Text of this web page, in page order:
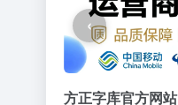
‹
方正字库官方网站